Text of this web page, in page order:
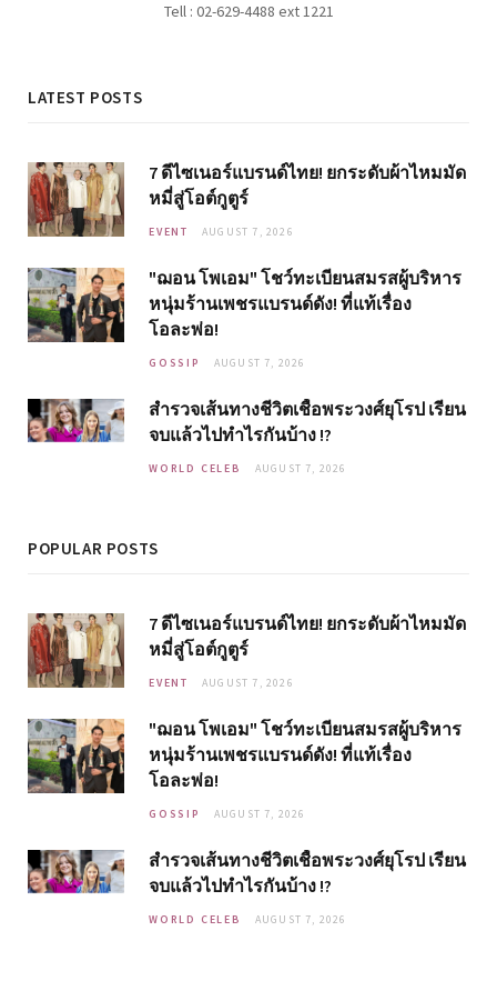
Tell : 02-629-4488 ext 1221
LATEST POSTS
7 ดีไซเนอร์แบรนด์ไทย! ยกระดับผ้าไหมมัด
หมี่สู่โอต์กูตูร์
EVENT AUGUST 7, 2026
"ฌอน โพเอม" โชว์ทะเบียนสมรสผู้บริหาร
หนุ่มร้านเพชรแบรนด์ดัง! ที่แท้เรื่อง
โอละพ่อ!
GOSSIP AUGUST 7, 2026
สำรวจเส้นทางชีวิตเชื้อพระวงศ์ยุโรป เรียน
จบแล้วไปทำไรกันบ้าง !?
WORLD CELEB AUGUST 7, 2026
POPULAR POSTS
7 ดีไซเนอร์แบรนด์ไทย! ยกระดับผ้าไหมมัด
หมี่สู่โอต์กูตูร์
EVENT AUGUST 7, 2026
"ฌอน โพเอม" โชว์ทะเบียนสมรสผู้บริหาร
หนุ่มร้านเพชรแบรนด์ดัง! ที่แท้เรื่อง
โอละพ่อ!
GOSSIP AUGUST 7, 2026
สำรวจเส้นทางชีวิตเชื้อพระวงศ์ยุโรป เรียน
จบแล้วไปทำไรกันบ้าง !?
WORLD CELEB AUGUST 7, 2026